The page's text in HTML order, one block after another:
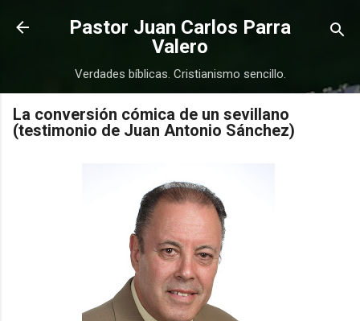
Ir al contenido principal
Pastor Juan Carlos Parra
Valero
Verdades bíblicas. Cristianismo sencillo.
La conversión cómica de un sevillano
(testimonio de Juan Antonio Sánchez)
COMPRAR